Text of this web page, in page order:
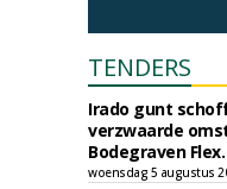
TENDERS
Irado gunt
verzwaarde
Bodegraven Flex.
woensdag 5 augustus